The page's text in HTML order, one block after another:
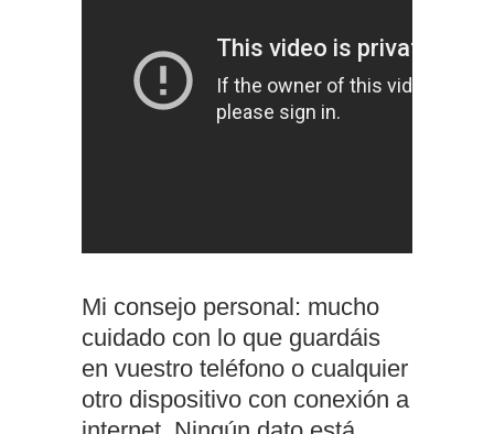
Mi consejo personal: mucho
cuidado con lo que guardáis
en vuestro teléfono o cualquier
otro dispositivo con conexión a